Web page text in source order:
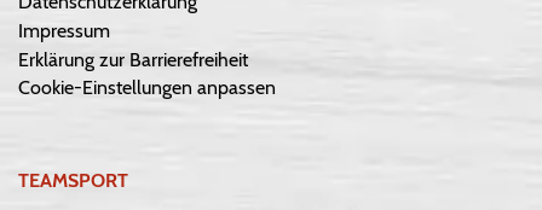
Impressum
Erklärung zur Barrierefreiheit
Cookie-Einstellungen anpassen
TEAMSPORT